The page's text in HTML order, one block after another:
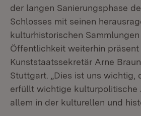
der langen Sanierungsphase
Schlosses mit seinen
kulturhistorischen
Öffentlichkeit weiterhin präsent
Kunststaatssekretär Arne
Stuttgart. „Dies ist uns wichtig,
erfüllt wichtige kulturpolitische
allem in der kulturellen und